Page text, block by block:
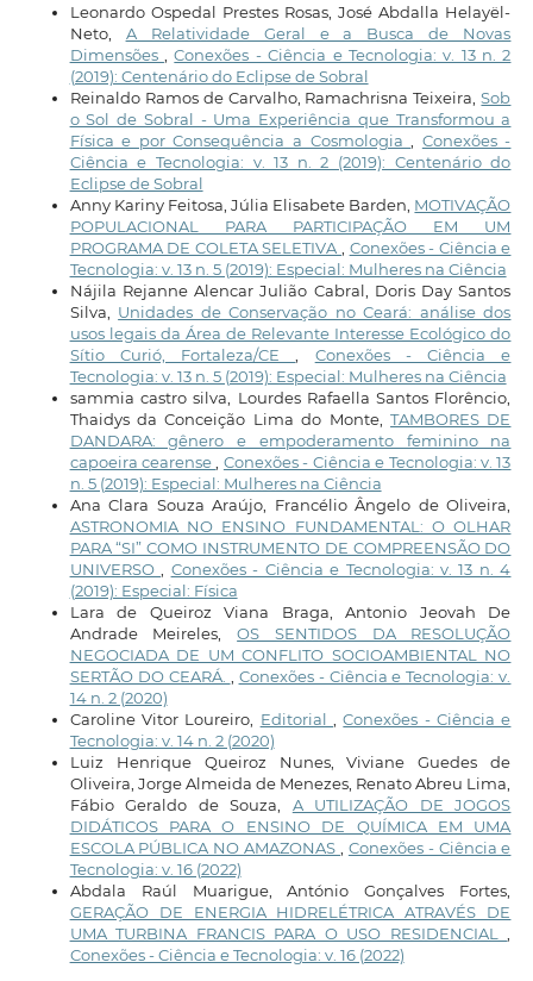
Leonardo Ospedal Prestes Rosas, José Abdalla Helayël-
Neto, A Relatividade Geral e a Busca de Novas
Dimensões
,Conexões - Ciência e Tecnologia: v. 13 n. 2
(2019): Centenário do Eclipse de Sobral
Reinaldo Ramos de Carvalho, Ramachrisna Teixeira,Sob
o Sol de Sobral - Uma Experiência que Transformou a
Física e por Consequência a Cosmologia
Conexões -
Ciência e Tecnologia: v. 13 n. 2 (2019): Centenário do
Eclipse de Sobral
Anny Kariny Feitosa, Júlia Elisabete Barden, MOTIVAÇÃO
POPULACIONAL PARA PARTICIPAÇÃO EM UM
PROGRAMA DE COLETA SELETIVA
Conexões - Ciência e
Tecnologia: v. 13 n. 5 (2019): Especial: Mulheres na Ciência
Nájila Rejanne Alencar Julião Cabral, Doris Day Santos
Silva, Unidades de Conservação no Ceará: análise dos
usos legais da Área de Relevante Interesse Ecológico do
Sítio Curió, Fortaleza/CE
Conexões - Ciência e
Tecnologia: v. 13 n. 5 (2019): Especial: Mulheres na Ciência
sammia castro silva, Lourdes Rafaella Santos Florêncio,
Thaidys da Conceição Lima do Monte,TAMBORES DE
DANDARA: gênero e empoderamento feminino na
capoeira cearense
Conexões - Ciência e Tecnologia: v. 13
n. 5 (2019): Especial: Mulheres na Ciência
Ana Clara Souza Araújo, Francélio Ângelo de Oliveira,
ASTRONOMIA NO ENSINO FUNDAMENTAL: O OLHAR
PARA “SI” COMO INSTRUMENTO DE COMPREENSÃO DO
UNIVERSO
Conexões - Ciência e Tecnologia: v. 13 n. 4
(2019): Especial: Física
Lara de Queiroz Viana Braga, Antonio Jeovah De
Andrade Meireles,OS SENTIDOS DA RESOLUÇÃO
NEGOCIADA DE UM CONFLITO SOCIOAMBIENTAL NO
SERTÃO DO CEARÁ.
Conexões - Ciência e Tecnologia: v.
14 n. 2 (2020)
Caroline Vitor Loureiro, Editorial ,Conexões - Ciência e
Tecnologia: v. 14 n. 2 (2020)
Luiz Henrique Queiroz Nunes, Viviane Guedes de
Oliveira, Jorge Almeida de Menezes, Renato Abreu Lima,
Fábio Geraldo de Souza, A UTILIZAÇÃO DE JOGOS
DIDÁTICOS PARA O ENSINO DE QUÍMICA EM UMA
ESCOLA PÚBLICA NO AMAZONAS
Conexões - Ciência e
Tecnologia: v. 16 (2022)
Abdala Raúl Muarigue, António Gonçalves Fortes,
GERAÇÃO DE ENERGIA HIDRELÉTRICA ATRAVÉS DE
UMA TURBINA FRANCIS PARA O USO RESIDENCIAL
Conexões - Ciência e Tecnologia: v. 16 (2022)